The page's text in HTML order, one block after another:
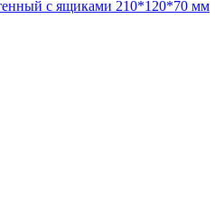
с ящиками 210*120*70 мм